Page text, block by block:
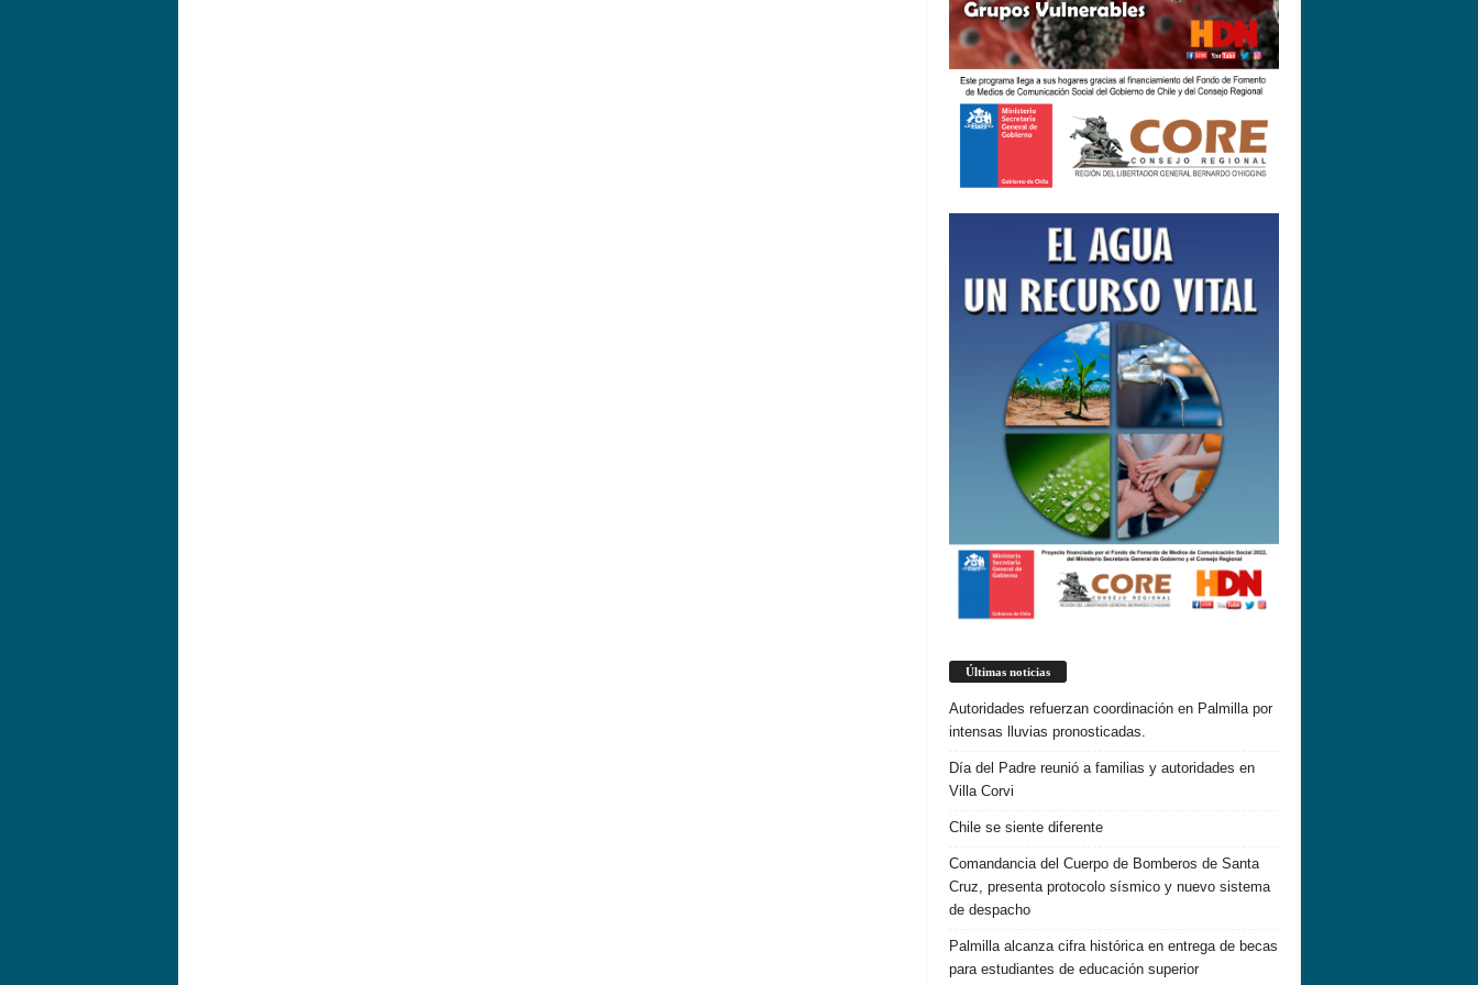
Últimas noticias
Autoridades refuerzan coordinación en Palmilla por
intensas lluvias pronosticadas.
Día del Padre reunió a familias y autoridades en
Villa Corvi
Chile se siente diferente
Comandancia del Cuerpo de Bomberos de Santa
Cruz, presenta protocolo sísmico y nuevo sistema
de despacho
Palmilla alcanza cifra histórica en entrega de becas
para estudiantes de educación superior